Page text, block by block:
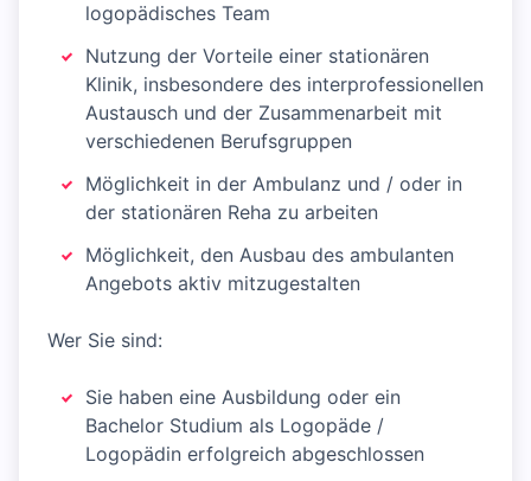
logopädisches Team
Nutzung der Vorteile einer stationären
Klinik, insbesondere des interprofessionellen
Austausch und der Zusammenarbeit mit
verschiedenen Berufsgruppen
Möglichkeit in der Ambulanz und / oder in
der stationären Reha zu arbeiten
Möglichkeit, den Ausbau des ambulanten
Angebots aktiv mitzugestalten
Wer Sie sind:
Sie haben eine Ausbildung oder ein
Bachelor Studium als Logopäde /
Logopädin erfolgreich abgeschlossen